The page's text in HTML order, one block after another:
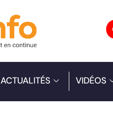
ACTUALITÉS VIDÉOS